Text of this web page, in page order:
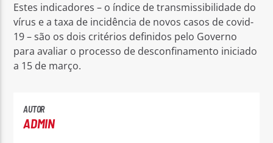
Estes indicadores – o índice de transmissibilidade do
vírus e a taxa de incidência de novos casos de covid-
19 – são os dois critérios definidos pelo Governo
para avaliar o processo de desconfinamento iniciado
a 15 de março.
AUTOR
ADMIN